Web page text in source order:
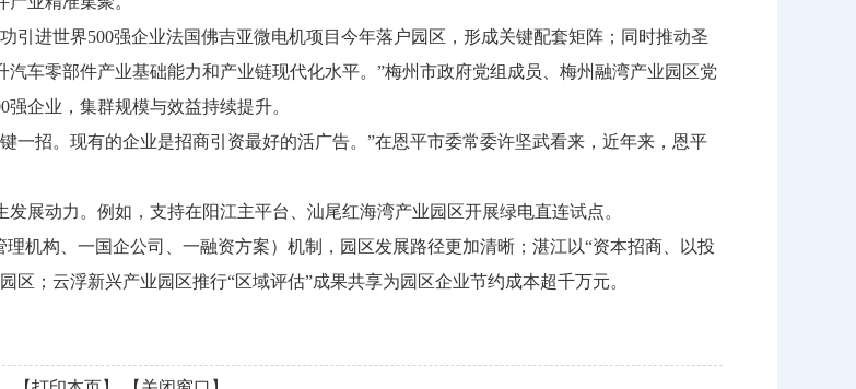
进世界500强企业法国佛吉亚微电机项目今年落户园区，形成关键配套矩阵；同时推动圣
车零部件产业基础能力和产业链现代化水平。”梅州市政府党组成员、梅州融湾产业园区党
企业，集群规模与效益持续提升。
招。现有的企业是招商引资最好的活广告。”在恩平市委常委许坚武看来，近年来，恩平
动力。例如，支持在阳江主平台、汕尾红海湾产业园区开展绿电直连试点。
构、一国企公司、一融资方案）机制，园区发展路径更加清晰；湛江以“资本招商、以投
；云浮新兴产业园区推行“区域评估”成果共享为园区企业节约成本超千万元。